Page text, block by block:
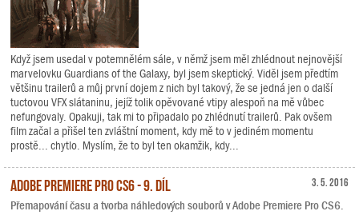
Když jsem usedal v potemnělém sále, v němž jsem měl zhlédnout nejnovější
marvelovku Guardians of the Galaxy, byl jsem skeptický. Viděl jsem předtím
většinu trailerů a můj první dojem z nich byl takový, že se jedná jen o další
tuctovou VFX slátaninu, jejíž tolik opěvované vtipy alespoň na mě vůbec
nefungovaly. Opakuji, tak mi to připadalo po zhlédnutí trailerů. Pak ovšem
film začal a přišel ten zvláštní moment, kdy mě to v jediném momentu
prostě... chytlo. Myslím, že to byl ten okamžik, kdy...
3. 5. 2016
Adobe Premiere Pro CS6 - 9. díl
Přemapování času a tvorba náhledových souborů v Adobe Premiere Pro CS6.